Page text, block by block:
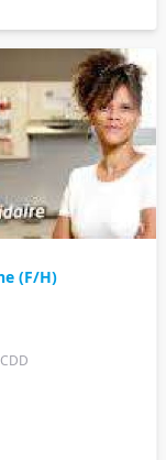
(F/H)